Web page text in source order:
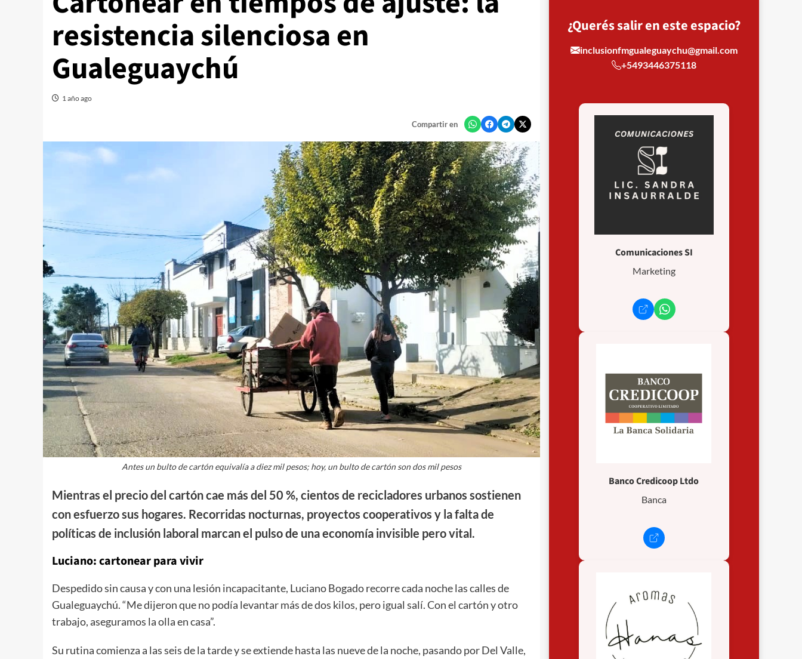
resistencia silenciosa en
Gualeguaychú
1 año ago
Compartir en
Antes un bulto de cartón equivalía a diez mil pesos; hoy, un bulto de cartón son dos mil pesos
Mientras el precio del cartón cae más del 50 %, cientos de recicladores urbanos sostienen
con esfuerzo sus hogares. Recorridas nocturnas, proyectos cooperativos y la falta de
políticas de inclusión laboral marcan el pulso de una economía invisible pero vital.
Luciano: cartonear para vivir
Despedido sin causa y con una lesión incapacitante, Luciano Bogado recorre cada noche las calles de
Gualeguaychú. “Me dijeron que no podía levantar más de dos kilos, pero igual salí. Con el cartón y otro
trabajo, aseguramos la olla en casa”.
Su rutina comienza a las seis de la tarde y se extiende hasta las nueve de la noche, pasando por Del Valle,
¿Querés salir en este espacio?
inclusionfmgualeguaychu@gmail.com
+5493446375118
Comunicaciones SI
Marketing
Banco Credicoop Ltdo
Banca